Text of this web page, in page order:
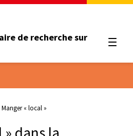
de recherche sur
« local »